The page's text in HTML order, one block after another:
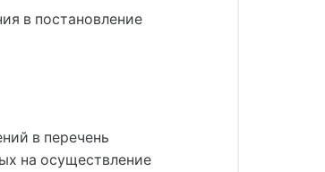
в постановление
в перечень
на осуществление